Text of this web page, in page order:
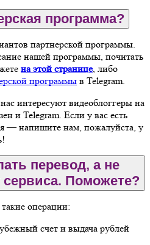
программа?
партнерской программы.
нашей программы, почитать
на этой странице, либо
программы в Telegram.
интересуют видеоблоггеры на
и Telegram. Если у вас есть
— напишите нам, пожалуйста, у
перевод, а не
сервиса. Поможете?
операции:
счет и выдача рублей